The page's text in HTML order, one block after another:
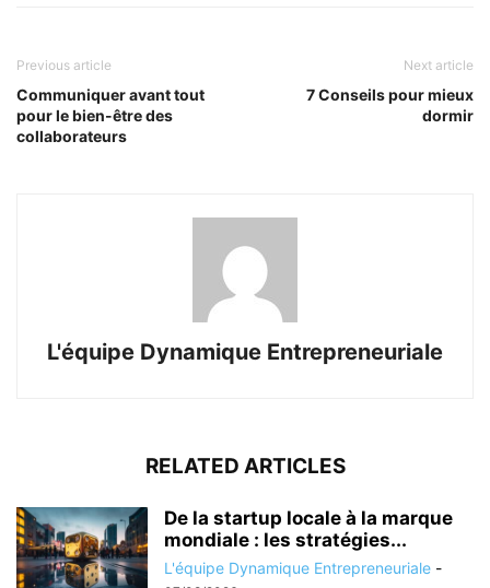
Previous article
Communiquer avant tout
pour le bien-être des
collaborateurs
Next article
7 Conseils pour mieux
dormir
L'équipe Dynamique Entrepreneuriale
RELATED ARTICLES
De la startup locale à la marque
mondiale : les stratégies...
L'équipe Dynamique Entrepreneuriale -